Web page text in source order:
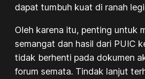
dapat tumbuh kuat di ranah
Oleh karena itu, penting untuk
semangat dan hasil dari PUIC
tidak berhenti pada dokumen
forum semata. Tindak lanjut